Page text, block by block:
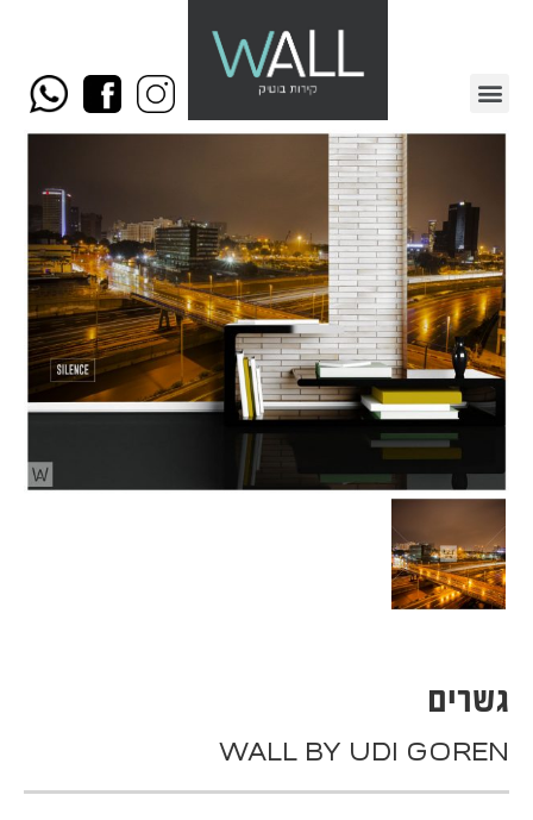
גשרים
WALL BY UDI GOREN